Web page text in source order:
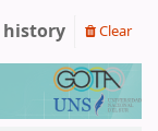
history Clear